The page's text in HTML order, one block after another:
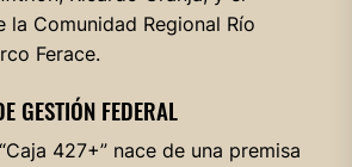
la Comunidad Regional Río
Ferace.
GESTIÓN FEDERAL
427+” nace de una premisa